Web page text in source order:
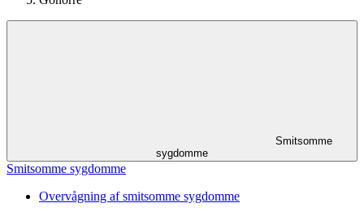
Smitsomme
sygdomme
Smitsomme sygdomme
Overvågning af smitsomme sygdomme